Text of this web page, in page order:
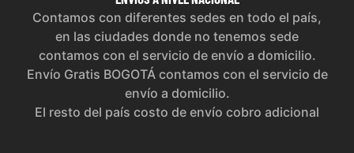
Contamos con diferentes sedes en todo el país,
en las ciudades donde no tenemos sede
contamos con el servicio de envío a domicilio.
Envío Gratis BOGOTÁ contamos con el servicio de
envío a domicilio.
El resto del país costo de envío cobro adicional